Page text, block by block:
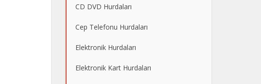
CD DVD Hurdaları
Cep Telefonu Hurdaları
Elektronik Hurdaları
Elektronik Kart Hurdaları